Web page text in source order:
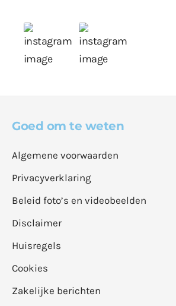
Goed om te weten
Algemene voorwaarden
Privacyverklaring
Beleid foto’s en videobeelden
Disclaimer
Huisregels
Cookies
Zakelijke berichten